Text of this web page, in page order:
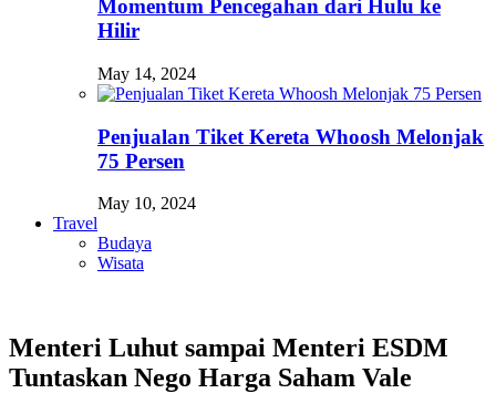
Momentum Pencegahan dari Hulu ke
Hilir
May 14, 2024
Penjualan Tiket Kereta Whoosh Melonjak
75 Persen
May 10, 2024
Travel
Budaya
Wisata
Menteri Luhut sampai Menteri ESDM
Tuntaskan Nego Harga Saham Vale